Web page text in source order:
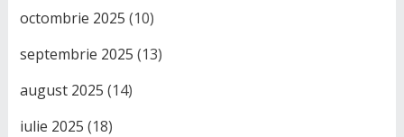
octombrie 2025 (10)
septembrie 2025 (13)
august 2025 (14)
iulie 2025 (18)